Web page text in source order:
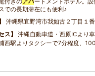
での長期滞在にも便利♪
沖縄県宜野湾市我如古２丁目１
ス
沖縄自動車道・西原ICより
西駅よりタクシーで7分程度、